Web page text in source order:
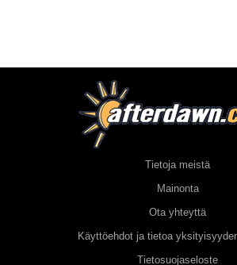
Tietoja meistä
Mainonta
Ota yhteyttä
Käyttöehdot ja tietoa
Tietosuojaseloste